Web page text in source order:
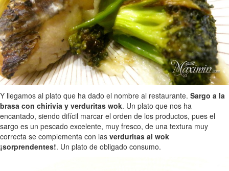
Y llegamos al plato que ha dado el nombre al restaurante. Sargo a la
brasa con chirivia y verduritas wok. Un plato que nos ha
encantado, siendo difícil marcar el orden de los productos, pues el
sargo es un pescado excelente, muy fresco, de una textura muy
correcta se complementa con las verduritas al wok
¡sorprendentes!. Un plato de obligado consumo.